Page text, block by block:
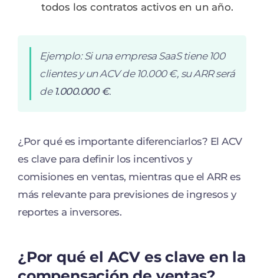
todos los contratos activos en un año.
Ejemplo: Si una empresa SaaS tiene 100
clientes y un ACV de 10.000 €, su ARR será
de 1.000.000 €.
¿Por qué es importante diferenciarlos? El ACV
es clave para definir los incentivos y
comisiones en ventas, mientras que el ARR es
más relevante para previsiones de ingresos y
reportes a inversores.
¿Por qué el ACV es clave en la